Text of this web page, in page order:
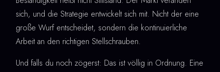
sich, und die Strategie entwickelt sich mit. Nicht der eine
große Wurf entscheidet, sondern die kontinuierliche
Arbeit an den richtigen Stellschrauben.
Und falls du noch zögerst: Das ist völlig in Ordnung. Eine